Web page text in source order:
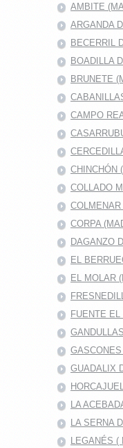
AMBITE
ARGANDA
BECERRIL
BOADILLA
BRUNETE
CAMPO
CHINCHÓN
COLLADO
CORPA
DAGANZO
EL
EL MOLAR
FUENTE
GUADALIX
LA
LA SERNA
LEGANÉS